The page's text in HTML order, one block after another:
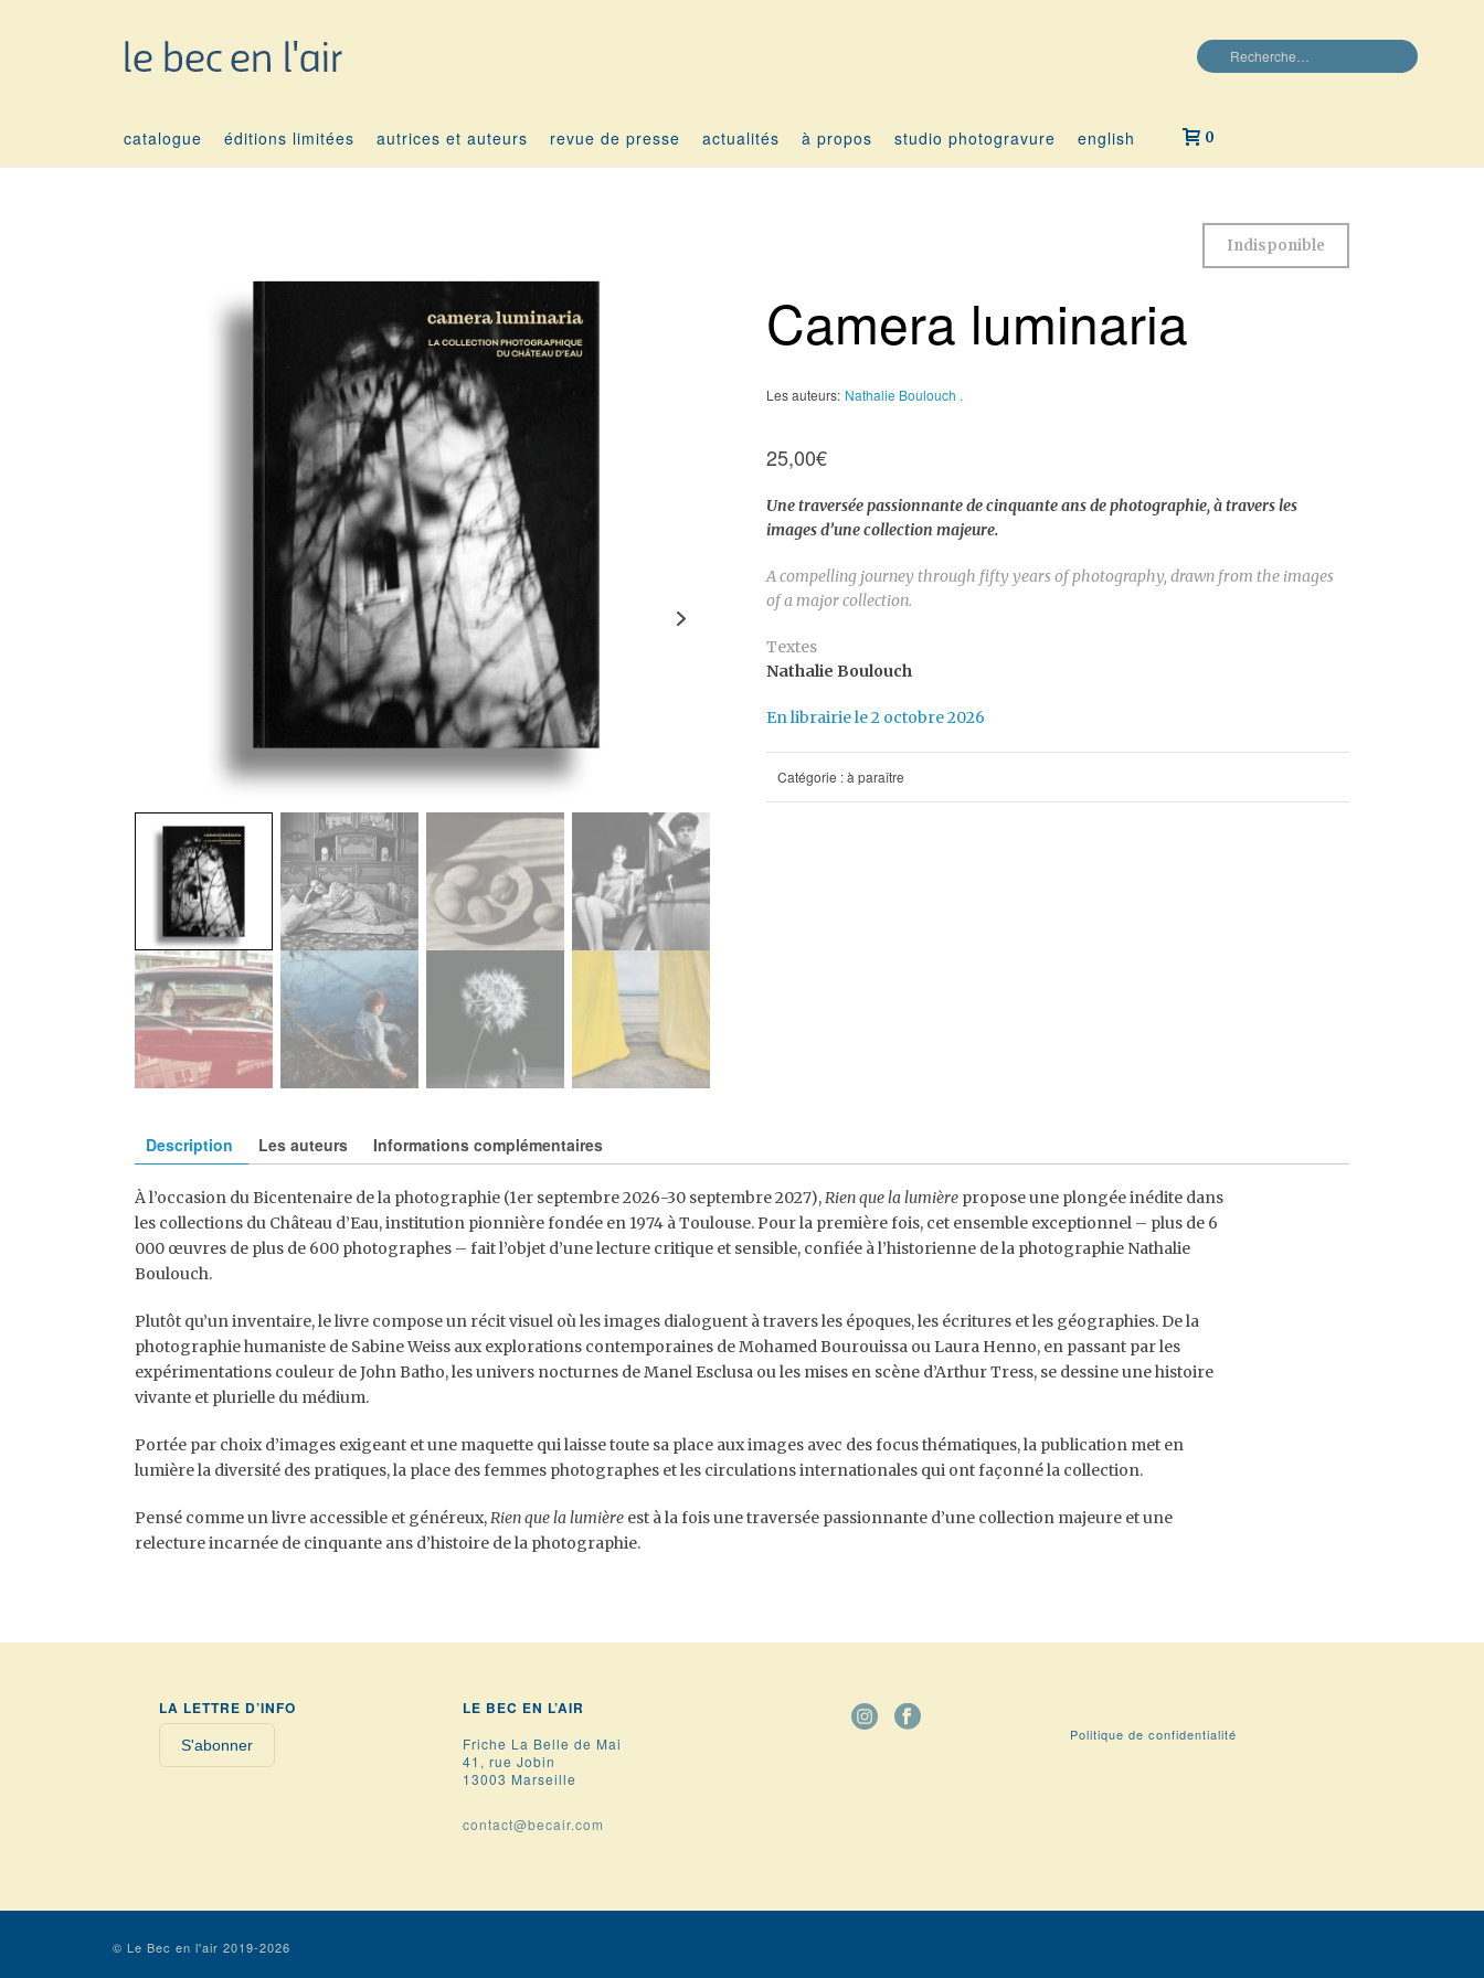
catalogue éditions limitées autrices et auteurs revue de presse actualités à propos studio photogravure english 0
Indisponible
Camera luminaria
Les auteurs: Nathalie Boulouch .
25,00€
Une traversée passionnante de cinquante ans de photographie, à travers les
images d’une collection majeure.
A compelling journey through fifty years of photography, drawn from the images
of a major collection.
Textes
Nathalie Boulouch
En librairie le 2 octobre 2026
Catégorie :à paraître
Description Les auteurs Informations complémentaires
À l’occasion du Bicentenaire de la photographie (1er septembre 2026-30 septembre 2027),Rien que la lumière propose une plongée inédite dans
les collections du Château d’Eau, institution pionnière fondée en 1974 à Toulouse. Pour la première fois, cet ensemble exceptionnel – plus de 6
000 œuvres de plus de 600 photographes – fait l’objet d’une lecture critique et sensible, confiée à l’historienne de la photographie Nathalie
Boulouch.
Plutôt qu’un inventaire, le livre compose un récit visuel où les images dialoguent à travers les époques, les écritures et les géographies. De la
photographie humaniste de Sabine Weiss aux explorations contemporaines de Mohamed Bourouissa ou Laura Henno, en passant par les
expérimentations couleur de John Batho, les univers nocturnes de Manel Esclusa ou les mises en scène d’Arthur Tress, se dessine une histoire
vivante et plurielle du médium.
Portée par choix d’images exigeant et une maquette qui laisse toute sa place aux images avec des focus thématiques, la publication met en
lumière la diversité des pratiques, la place des femmes photographes et les circulations internationales qui ont façonné la collection.
Pensé comme un livre accessible et généreux,Rien que la lumière est à la fois une traversée passionnante d’une collection majeure et une
relecture incarnée de cinquante ans d’histoire de la photographie.
LA LETTRE D’INFO
S'abonner
LE BEC EN L’AIR
Friche La Belle de Mai
41, rue Jobin
13003 Marseille
contact@becair.com
Politique de confidentialité
© Le Bec en l'air 2019-2026